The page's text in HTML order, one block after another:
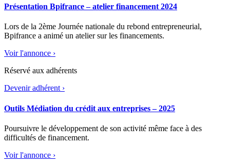
Présentation Bpifrance – atelier financement 2024
Lors de la 2ème Journée nationale du rebond entrepreneurial,
Bpifrance a animé un atelier sur les financements.
Voir l'annonce ›
Réservé aux adhérents
Devenir adhérent ›
Outils Médiation du crédit aux entreprises – 2025
Poursuivre le développement de son activité même face à des
difficultés de financement.
Voir l'annonce ›